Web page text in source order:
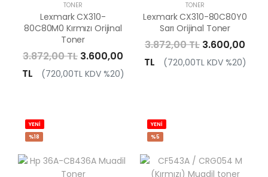
TONER
Lexmark CX310-
80C80M0 Kırmızı Orijinal
Toner
3.872,00 TL 3.600,00
TL
(720,00TL KDV %20)
TONER
Lexmark CX310-80C80Y0
Sarı Orijinal Toner
3.872,00 TL 3.600,00
TL
(720,00TL KDV %20)
YENİ
%18
YENİ
%5